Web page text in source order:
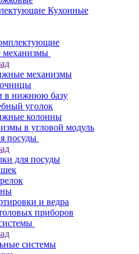
Кухонные
механизмы
в нижнюю базу
уголок
колонны
в угловой модуль
посуды
для посуды
и ведра
приборов
системы